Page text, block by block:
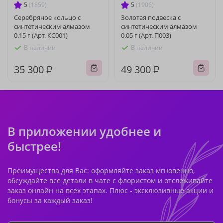
5 (1859)
Серебряное кольцо с
синтетическим алмазом
0.15 г (Арт. КС001)
В наличии
35 300 ₽
5 (1906)
Золотая подвеска с
синтетическим алмазом
0.05 г (Арт. П003)
В наличии
49 300 ₽
В приложении удобнее и
быстрее!
Преимущества для Вас: оформляйте заказ мгновенно,
обсуждайте все детали в чате с флористом и отслеживайте
заказ онлайн на всех этапах. Плюс - эксклюзивные акции и
бонусы за каждый заказ!